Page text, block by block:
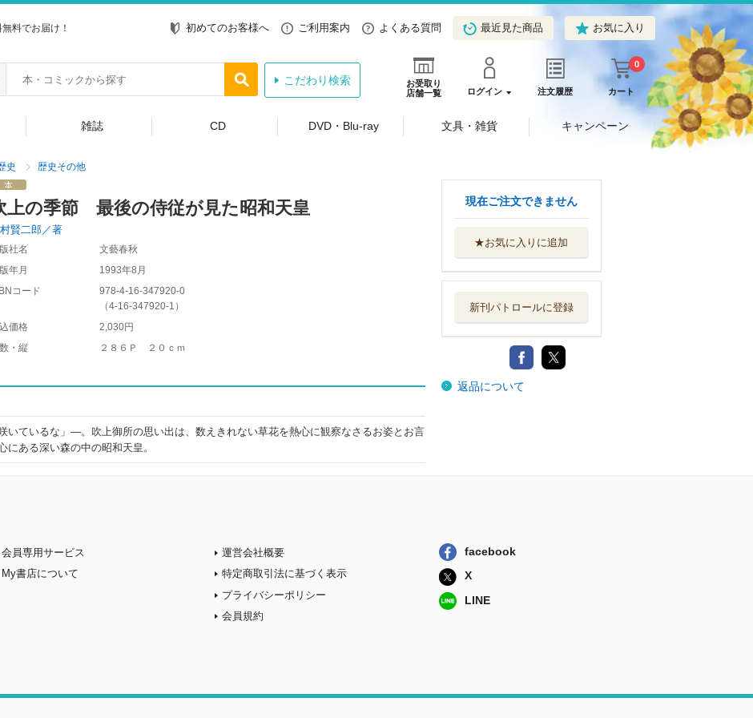
料でお届け！ 初めてのお客様へ ご利用案内 よくある質問 最近見た商品 お気に入り
お受取り
店舗一覧
ログイン 注文履歴 カート
0
こだわり検索
雑誌 CD DVD・Blu-ray 文具・雑貨 キャンペーン
史 歴史その他
上の季節 最後の侍従が見た昭和天皇
賢二郎／著
社名
文藝春秋
年月
1993年8月
コード
978-4-16-347920-0
（4-16-347920-1 ）
価格
2,030円
・縦
２８６Ｐ ２０ｃｍ
いているな」―。吹上御所の思い出は、数えきれない草花を熱心に観察なさるお姿とお言
にある深い森の中の昭和天皇。
現在ご注文できません
★お気に入りに追加
新刊パトロールに登録
返品について
会員専用サービス
My書店について
運営会社概要
特定商取引法に基づく表示
プライバシーポリシー
会員規約
facebook
X
LINE